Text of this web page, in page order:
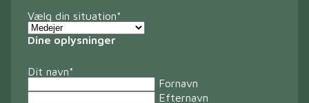
Vælg din situation*
Dine oplysninger
Dit navn*
Fornavn
Efternavn